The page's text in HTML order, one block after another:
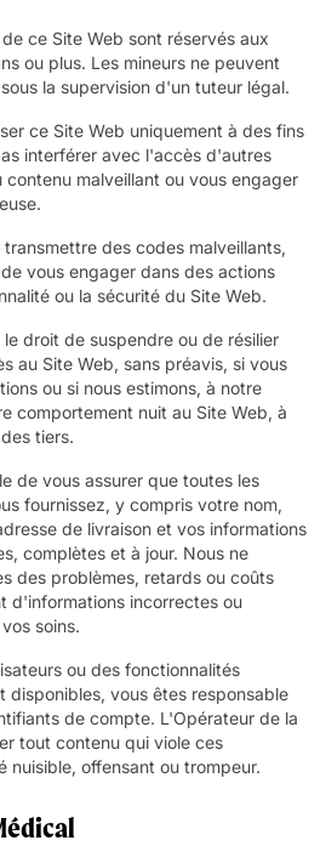
ce Site Web sont réservés aux
ou plus. Les mineurs ne peuvent
la supervision d'un tuteur légal.
ce Site Web uniquement à des fins
interférer avec l'accès d'autres
malveillant ou vous engager
des codes malveillants,
vous engager dans des actions
ou la sécurité du Site Web.
droit de suspendre ou de résilier
au Site Web, sans préavis, si vous
ou si nous estimons, à notre
comportement nuit au Site Web, à
tiers.
de vous assurer que toutes les
fournissez, y compris votre nom,
de livraison et vos informations
complètes et à jour. Nous ne
des problèmes, retards ou coûts
d'informations incorrectes ou
soins.
ou des fonctionnalités
disponibles, vous êtes responsable
de compte. L'Opérateur de la
tout contenu qui viole ces
nuisible, offensant ou trompeur.